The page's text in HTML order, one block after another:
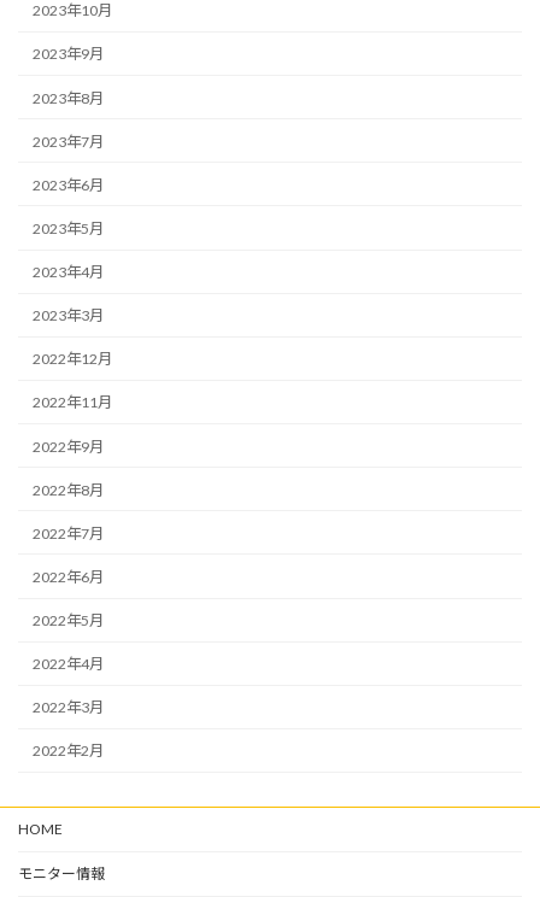
2023年10月
2023年9月
2023年8月
2023年7月
2023年6月
2023年5月
2023年4月
2023年3月
2022年12月
2022年11月
2022年9月
2022年8月
2022年7月
2022年6月
2022年5月
2022年4月
2022年3月
2022年2月
HOME
モニター情報